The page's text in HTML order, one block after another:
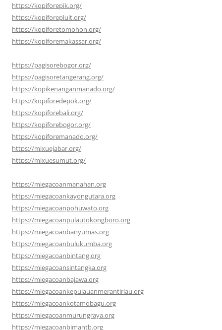
https://kopiforepik.org/
https://kopiforepluit.org/
https://kopiforetomohon.org/
https://kopiforemakassar.org/
https://pagisorebogor.org/
https://pagisoretangerang.org/
https://kopikenanganmanado.org/
https://kopiforedepok.org/
https://kopiforebali.org/
https://kopiforebogor.org/
https://kopiforemanado.org/
https://mixuejabar.org/
https://mixuesumut.org/
https://miegacoanmanahan.org
https://miegacoankayongutara.org
https://miegacoanpohuwato.org
https://miegacoanpulautokongboro.org
https://miegacoanbanyumas.org
https://miegacoanbulukumba.org
https://miegacoanbintang.org
https://miegacoansintangka.org
https://miegacoanbajawa.org
https://miegacoankepulauanmerantiriau.org
https://miegacoankotamobagu.org
https://miegacoanmurungraya.org
https://miegacoanbimantb.org